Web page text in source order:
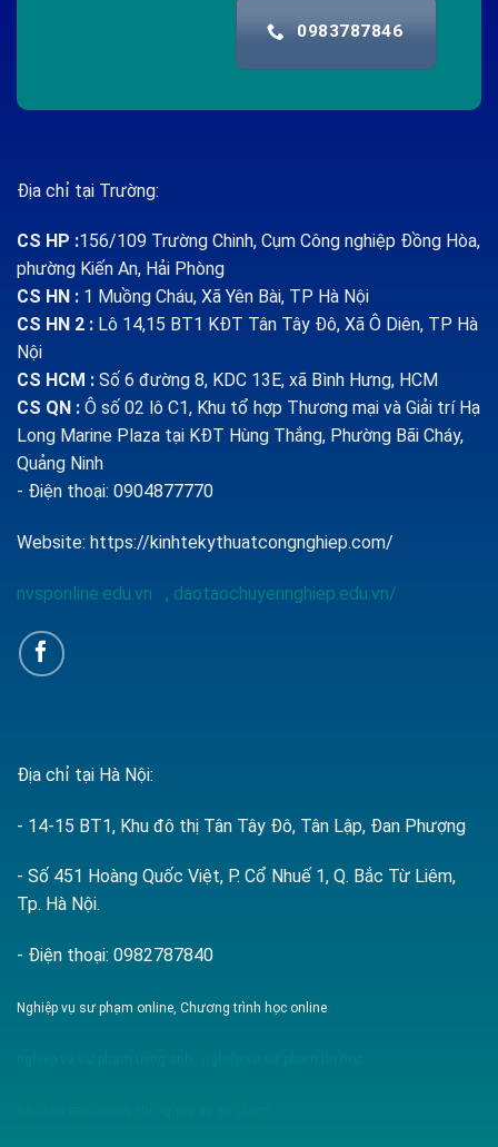
0983787846
Địa chỉ tại Trường:
CS HP :156/109 Trường Chinh, Cụm Công nghiệp Đồng Hòa,
phường Kiến An, Hải Phòng
CS HN : 1 Muồng Cháu, Xã Yên Bài, TP Hà Nội
CS HN 2 : Lô 14,15 BT1 KĐT Tân Tây Đô, Xã Ô Diên, TP Hà
Nội
CS HCM : Số 6 đường 8, KDC 13E, xã Bình Hưng, HCM
CS QN : Ô số 02 lô C1, Khu tổ hợp Thương mại và Giải trí Hạ
Long Marine Plaza tại KĐT Hùng Thắng, Phường Bãi Cháy,
Quảng Ninh
- Điện thoại: 0904877770
Website: https://kinhtekythuatcongnghiep.com/
nvsponline.edu.vn , daotaochuyennghiep.edu.vn/
Địa chỉ tại Hà Nội:
- 14-15 BT1, Khu đô thị Tân Tây Đô, Tân Lập, Đan Phượng
- Số 451 Hoàng Quốc Việt, P. Cổ Nhuế 1, Q. Bắc Từ Liêm,
Tp. Hà Nội.
- Điện thoại: 0982787840
Nghiệp vụ sư phạm online, Chương trình học online